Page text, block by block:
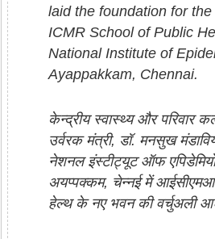
laid the foundation for
ICMR School of Public
National Institute of
Ayappakkam, Chennai.
केन्‍द्रीय स्वास्थ्य और परिवार
उर्वरक मंत्री, डॉ. मनसुख
नेशनल इंस्टीट्यूट ऑफ
अयप्पक्कम, चेन्नई में
हेल्थ के नए भवन की वर्चुअली